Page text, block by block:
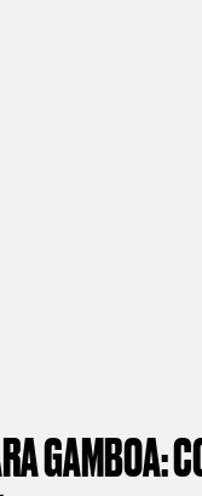
GAMBOA: